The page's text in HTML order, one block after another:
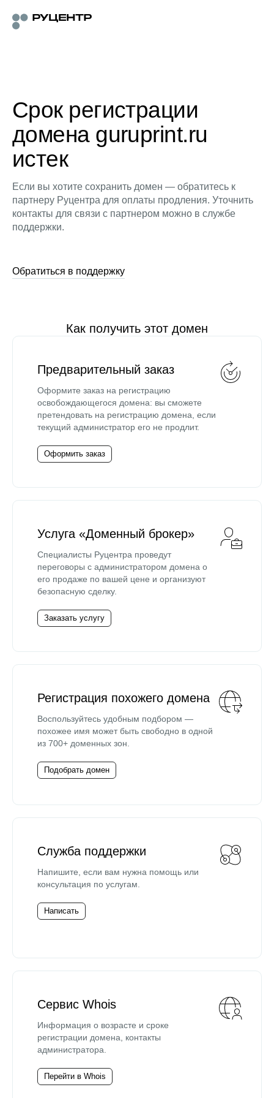
Срок регистрации
домена guruprint.ru
истек
Если вы хотите сохранить домен — обратитесь к
партнеру Руцентра для оплаты продления. Уточнить
контакты для связи с партнером можно в службе
поддержки.
Обратиться в поддержку
Как получить этот домен
Предварительный заказ
Оформите заказ на регистрацию
освобождающегося домена: вы сможете
претендовать на регистрацию домена, если
текущий администратор его не продлит.
Оформить заказ
Услуга «Доменный брокер»
Специалисты Руцентра проведут
переговоры с администратором домена о
его продаже по вашей цене и организуют
безопасную сделку.
Заказать услугу
Регистрация похожего домена
Воспользуйтесь удобным подбором —
похожее имя может быть свободно в одной
из 700+ доменных зон.
Подобрать домен
Служба поддержки
Напишите, если вам нужна помощь или
консультация по услугам.
Написать
Сервис Whois
Информация о возрасте и сроке
регистрации домена, контакты
администратора.
Перейти в Whois